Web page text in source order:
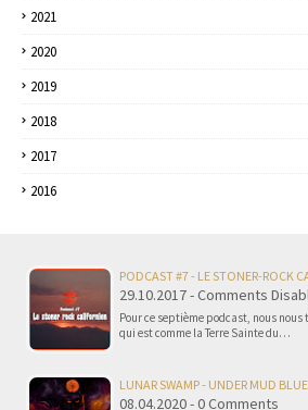
2021
2020
2019
2018
2017
2016
PODCAST #7 - LE STONER-ROCK
29.10.2017 - Comments
Pour ce septième podcast, nous
qui est comme la Terre Sainte du…
LUNAR SWAMP - UNDER MUD
08.04.2020 - 0 Comments